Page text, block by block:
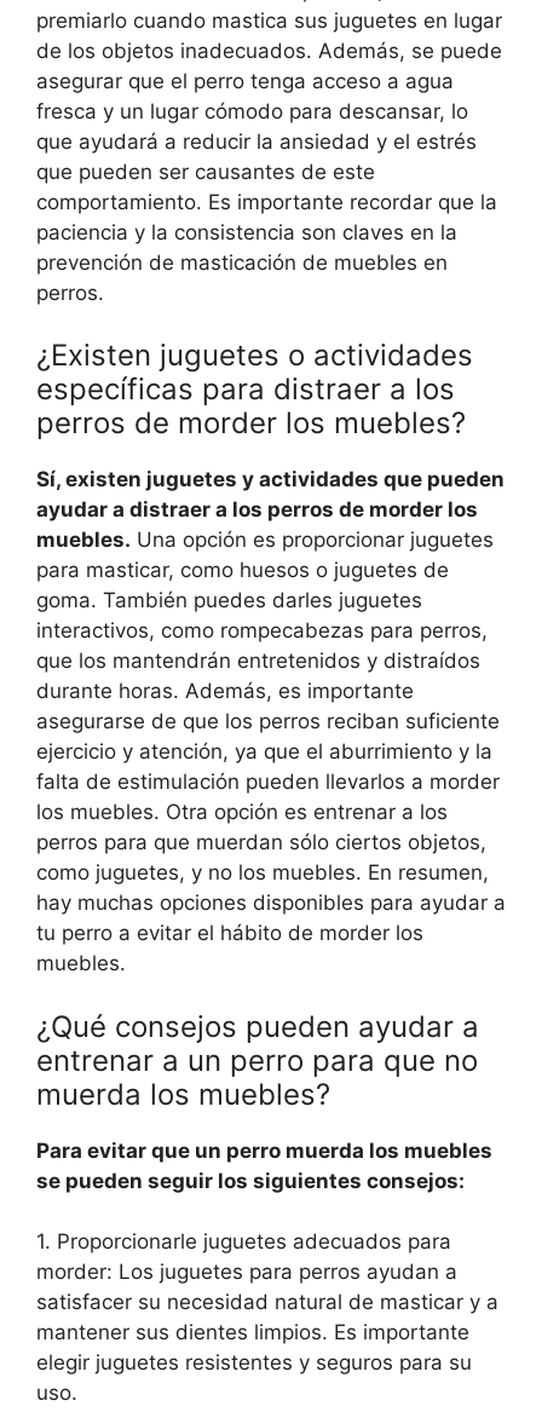
premiarlo cuando mastica sus juguetes en lugar
de los objetos inadecuados. Además, se puede
asegurar que el perro tenga acceso a agua
fresca y un lugar cómodo para descansar, lo
que ayudará a reducir la ansiedad y el estrés
que pueden ser causantes de este
comportamiento. Es importante recordar que la
paciencia y la consistencia son claves en la
prevención de masticación de muebles en
perros.
¿Existen juguetes o actividades
específicas para distraer a los
perros de morder los muebles?
Sí, existen juguetes y actividades que pueden
ayudar a distraer a los perros de morder los
muebles. Una opción es proporcionar juguetes
para masticar, como huesos o juguetes de
goma. También puedes darles juguetes
interactivos, como rompecabezas para perros,
que los mantendrán entretenidos y distraídos
durante horas. Además, es importante
asegurarse de que los perros reciban suficiente
ejercicio y atención, ya que el aburrimiento y la
falta de estimulación pueden llevarlos a morder
los muebles. Otra opción es entrenar a los
perros para que muerdan sólo ciertos objetos,
como juguetes, y no los muebles. En resumen,
hay muchas opciones disponibles para ayudar a
tu perro a evitar el hábito de morder los
muebles.
¿Qué consejos pueden ayudar a
entrenar a un perro para que no
muerda los muebles?
Para evitar que un perro muerda los muebles
se pueden seguir los siguientes consejos:
1. Proporcionarle juguetes adecuados para
morder: Los juguetes para perros ayudan a
satisfacer su necesidad natural de masticar y a
mantener sus dientes limpios. Es importante
elegir juguetes resistentes y seguros para su
uso.